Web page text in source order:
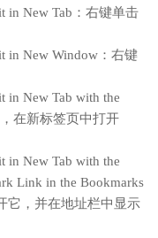
in New Tab：右键单击
in New Window：右键
in New Tab with the
在新标签页中打开
in New Tab with the
Link in the Bookmarks
它，并在地址栏中显示